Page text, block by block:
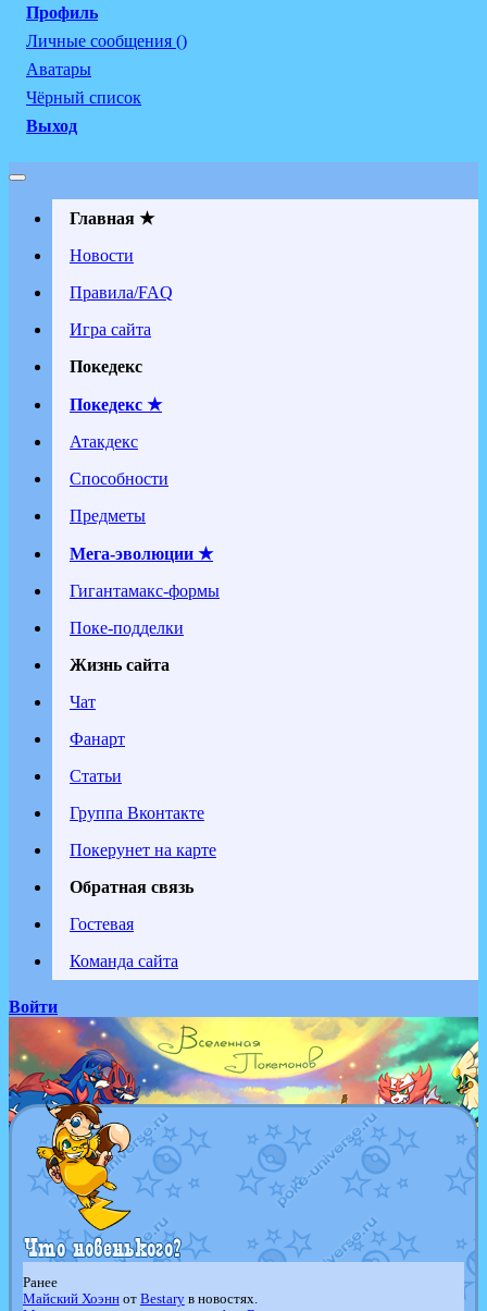
Профиль
Личные сообщения ()
Аватары
Чёрный список
Выход
Главная ★
Новости
Правила/FAQ
Игра сайта
Покедекс
Покедекс ★
Атакдекс
Способности
Предметы
Мега-эволюции ★
Гигантамакс-формы
Поке-подделки
Жизнь сайта
Чат
Фанарт
Статьи
Группа Вконтакте
Покерунет на карте
Обратная связь
Гостевая
Команда сайта
Войти
Ранее
Майский Хоэннот Bestaryв новостях.